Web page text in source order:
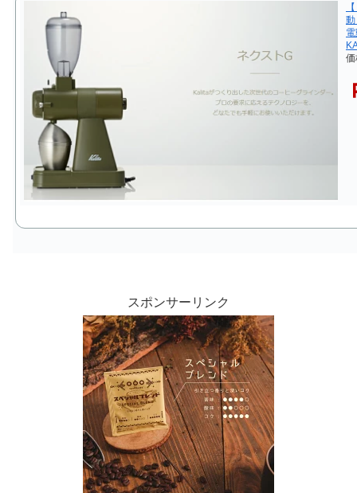
スポンサーリンク